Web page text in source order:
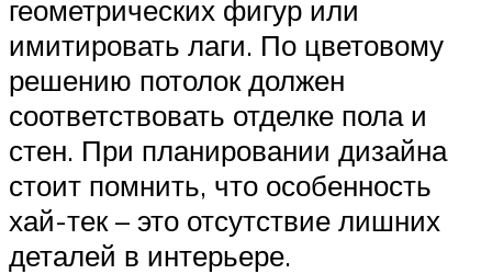
геометрических фигур или
имитировать лаги. По цветовому
решению потолок должен
соответствовать отделке пола и
стен. При планировании дизайна
стоит помнить, что особенность
хай-тек – это отсутствие лишних
деталей в интерьере.